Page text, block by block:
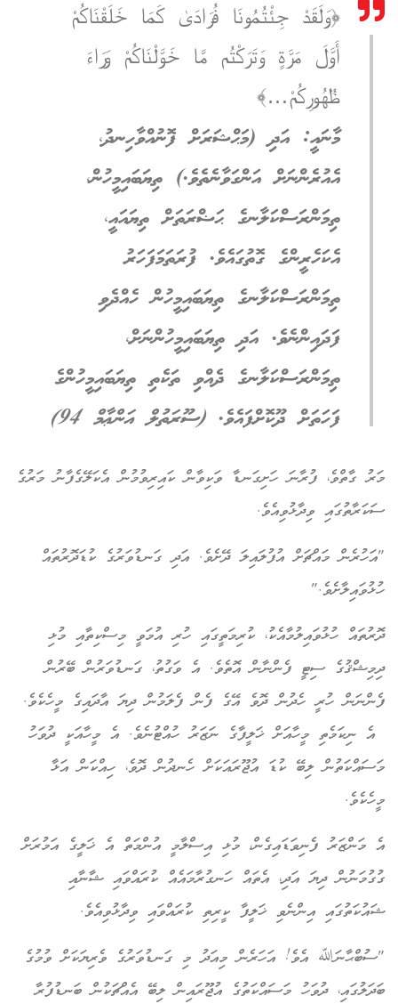
﴿وَلَقَدْ جِئْتُمُونَا فُرَادَىٰ كَمَا خَلَقْنَاكُمْ
أَوَّلَ مَرَّةٍ وَتَرَكْتُم مَّا خَوَّلْنَاكُمْ وَرَاءَ
ظُهُورِكُمْ…﴾
މާނައީ: އަދި (މަޙްޝަރަށް ފޮނުއްވާހިނދު،
އެއުރެންނަށް އަންގަވާނެތެވެ.) ތިޔަބައިމީހުން،
ތިމަންރަސްކަލާނގެ ޙަޟްރަތަށް ތިޔައައީ،
އެކަހެރީންގެ ގޮތުގައެވެ. ފުރަތަމަފަހަރު
ތިމަންރަސްކަލާނގެ ތިޔަބައިމީހުން ހެއްދެވި
ފަދައިންނެވެ. އަދި ތިޔަބައިމީހުންނަށް،
ތިމަންރަސްކަލާނގެ ދެއްވި ތަކެތި ތިޔަބައިމީހުންގެ
ފަހަތަށް ދޫކޮށްފައެވެ.(ސޫރަތުލް އަންޢާމް 94)
މަރު ގާތްވެ، ފުރާނަ ހަށިގަނޑާ ވަކިވާން ކައިރިވުމުން އެކަލޭގެފާނު މަރުގެ
ސަކަރާތުގައި ވިދާޅުވިއެވެ.
"އަހުރެން މައްޗަށް އުފުލައިލަ ދޭށެވެ. އަދި ގަނޑުވަރުގެ ކުޑަދޮރުތައް
ހުޅުވައިލާށެވެ."
ދޮރުތައް ހުޅުވައިލުމާއެކު، ކުރިމަތީގައި ހުރި އުމަވީ މިސްކިތާއި މުޅި
ދިމިޝްޤުގެ ސިޓީ ފެންނާން އޮތެވެ. އެ ވަގުތު، ގަނޑުވަރުން ބޭރުން
ފެންނަން ހުރީ ހެދުން ދޮވެ އޭގެ ފެން ފެލަމުން ދިޔަ އާދައިގެ މީހެކެވެ.
އެ ނިކަމެތި މީހާއަށް ޚަލީފާގެ ނަޒަރު ހުއްޓުނެވެ. އެ މީހާއަކީ ދުވަހު
މަސައްކަތުން ލިބޭ ކުޑަ އުޖޫރައަކަށް ހެނދުން ދޮވެ، ހިއްކަން އަޅާ
މީހެކެވެ.
އެ މަންޒަރު ފެނިވަޑައިގެން، މުޅި އިސްލާމީ އުންމަތް އެ ޚަލީގެ އަމުރަށް
ގުގުމަނުން ދިޔަ އަދި، އެތައް ހަނގުރާމައެއް ކުރައްވައި ޝާނާއި
ޝައުކަތުގައި އިންނެވި ޚަލީފާ ކީރިތި ކުރައްވައި ވިދާޅުވިއެވެ.
"ސުބްޙާނަﷲ އެވެ! އަހަރެން މިއަދު މި ގަނޑުވަރުގެ ވެރިޔަކަށް ވުމުގެ
ބަދަލުގައި، ދުވަހު މަސައްކަތުގެ އުޖޫރައިން ލިބޭ އެއްޗަކުން ބަނޑުފުރާ